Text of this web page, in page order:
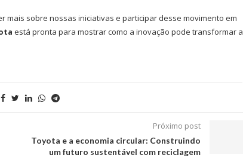
mais sobre nossas iniciativas e participar desse movimento em
está pronta para mostrar como a inovação pode transformar a
Próximo post
Toyota e a economia circular: Construindo
um futuro sustentável com reciclagem